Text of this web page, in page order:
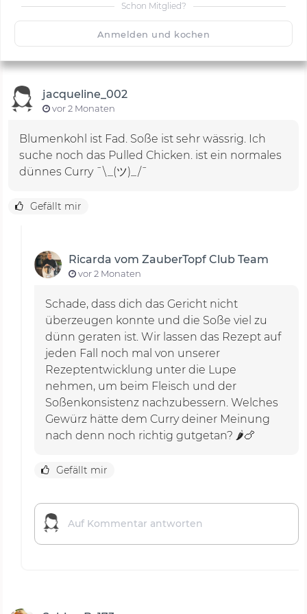
Schon Mitglied?
Anmelden und kochen
🙂 Speichern
jacqueline_002
vor 2 Monaten
Blumenkohl ist Fad. Soße ist sehr wässrig. Ich
suche noch das Pulled Chicken. ist ein normales
dünnes Curry ¯\_(ツ)_/¯
Gefällt mir
Ricarda vom ZauberTopf Club Team
vor 2 Monaten
Schade, dass dich das Gericht nicht
überzeugen konnte und die Soße viel zu
dünn geraten ist. Wir lassen das Rezept auf
jeden Fall noch mal von unserer
Rezeptentwicklung unter die Lupe
nehmen, um beim Fleisch und der
Soßenkonsistenz nachzubessern. Welches
Gewürz hätte dem Curry deiner Meinung
nach denn noch richtig gutgetan? 🌶️🍗
Gefällt mir